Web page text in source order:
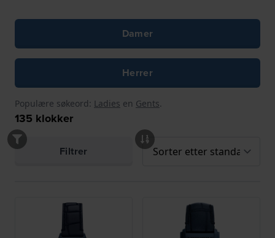
Damer
Herrer
Populære søkeord: Ladies en Gents.
135 klokker
Filtrer